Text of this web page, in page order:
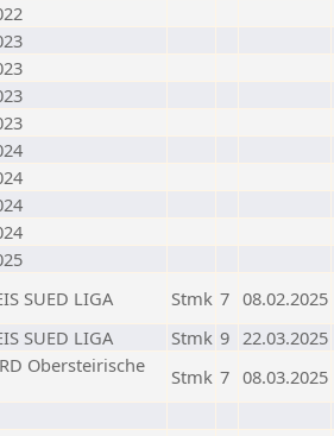
SUED LIGA Stmk 7 08.02.2025
SUED LIGA Stmk 9 22.03.2025
Obersteirische
Stmk 7 08.03.2025